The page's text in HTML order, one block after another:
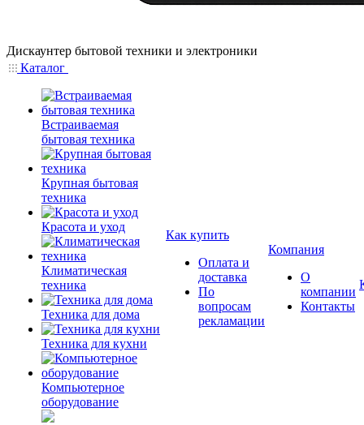
Дискаунтер бытовой техники и электроники
Каталог
Встраиваемая
бытовая техника
Крупная бытовая
техника
Красота и уход
Климатическая
техника
Техника для дома
Техника для кухни
Компьютерное
оборудование
Как купить
Оплата и
доставка
По
вопросам
рекламации
Компания
О
компании
Контакты